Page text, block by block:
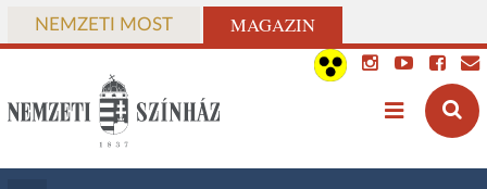
NEMZETI MOST MAGAZIN